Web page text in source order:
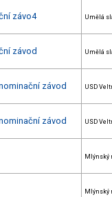
závo4 Umělá
závod Umělá
závod USD
závod USD
Mlýnský
Mlýnský